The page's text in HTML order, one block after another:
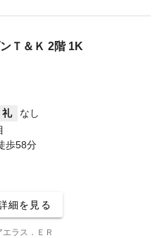
Ｔ＆Ｋ 2階 1K
礼
なし
歩58分
細を見る
ラス．ＥＲ